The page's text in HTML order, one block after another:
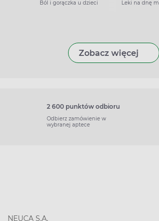
Ból i gorączka u dzieci
Leki na dnę
Zobacz więcej
2 600 punktów odbioru
Odbierz zamówienie w
wybranej aptece
NEUCA S.A.